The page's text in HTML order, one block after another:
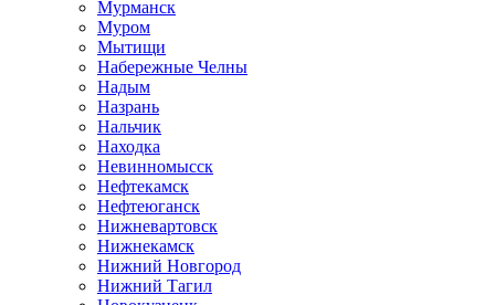
Мурманск
Муром
Мытищи
Набережные Челны
Надым
Назрань
Нальчик
Находка
Невинномысск
Нефтекамск
Нефтеюганск
Нижневартовск
Нижнекамск
Нижний Новгород
Нижний Тагил